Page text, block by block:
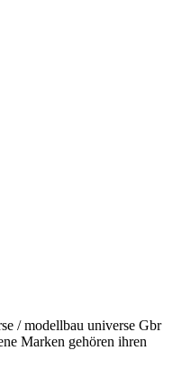
/ modellbau universe Gbr
Marken gehören ihren